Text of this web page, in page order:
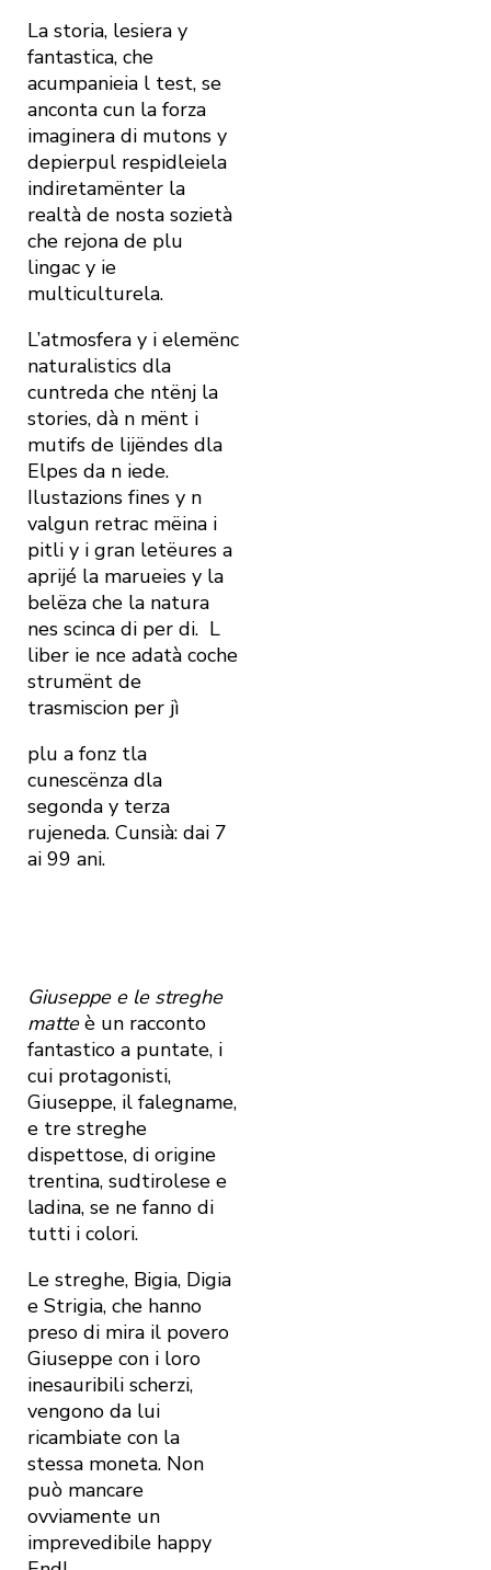
La storia, lesiera y
fantastica, che
acumpanieia l test, se
anconta cun la forza
imaginera di mutons y
depierpul respidleiela
indiretamënter la
realtà de nosta sozietà
che rejona de plu
lingac y ie
multiculturela.
L’atmosfera y i elemënc
naturalistics dla
cuntreda che ntënj la
stories, dà n mënt i
mutifs de lijëndes dla
Elpes da n iede.
Ilustazions fines y n
valgun retrac mëina i
pitli y i gran letëures a
aprijé la marueies y la
belëza che la natura
nes scinca di per di. L
liber ie nce adatà coche
strumënt de
trasmiscion per jì
plu a fonz tla
cunescënza dla
segonda y terza
rujeneda. Cunsià: dai 7
ai 99 ani.
Giuseppe e le streghe
matteè un racconto
fantastico a puntate, i
cui protagonisti,
Giuseppe, il falegname,
e tre streghe
dispettose, di origine
trentina, sudtirolese e
ladina, se ne fanno di
tutti i colori.
Le streghe, Bigia, Digia
e Strigia, che hanno
preso di mira il povero
Giuseppe con i loro
inesauribili scherzi,
vengono da lui
ricambiate con la
stessa moneta. Non
può mancare
ovviamente un
imprevedibile happy